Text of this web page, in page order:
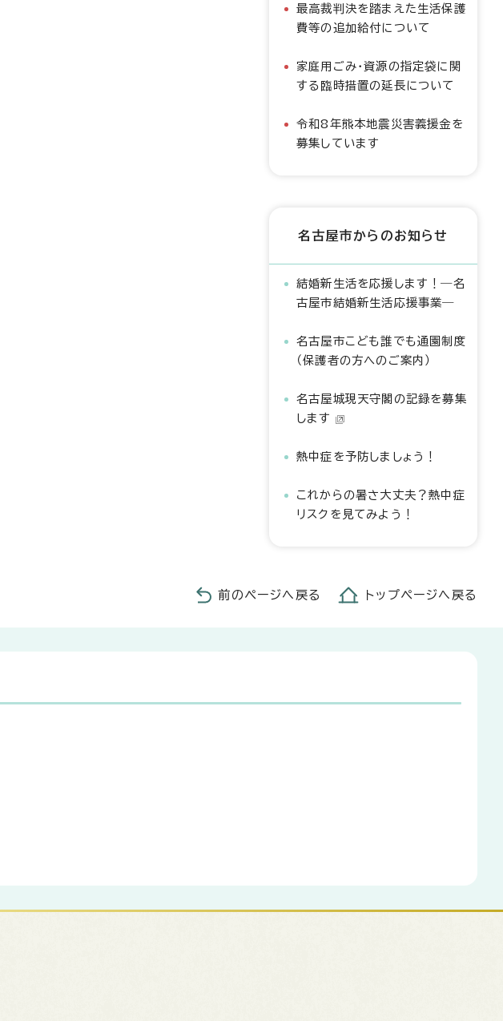
最高裁判決を踏まえた生活保護
費等の追加給付について
家庭用ごみ・資源の指定袋に関
する臨時措置の延長について
令和8年熊本地震災害義援金を
募集しています
名古屋市からのお知らせ
結婚新生活を応援します！―名
古屋市結婚新生活応援事業―
名古屋市こども誰でも通園制度
（保護者の方へのご案内）
名古屋城現天守閣の記録を募集
します
熱中症を予防しましょう！
これからの暑さ大丈夫？熱中症
リスクを見てみよう！
前のページへ戻る トップページへ戻る